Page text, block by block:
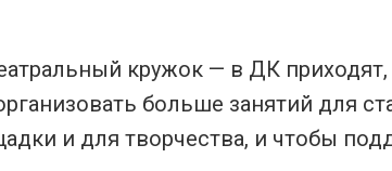
кружок — в ДК приходят,
больше занятий для
и для творчества, и чтобы